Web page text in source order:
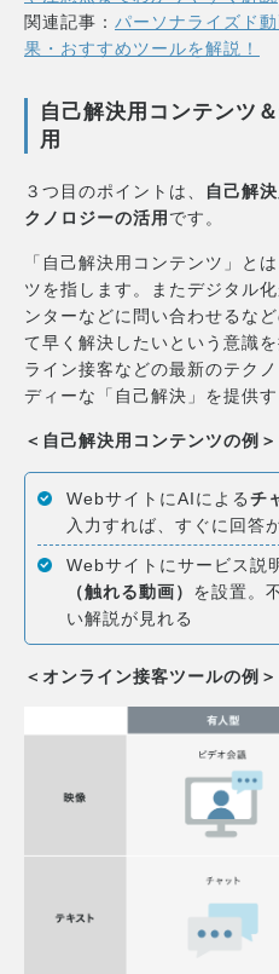
関連記事： パーソナライズド
果・おすすめツールを解説！
自己解決用コンテンツ
用
３つ目のポイントは、
自己解
クノロジーの活用 です。
「自己解決用コンテンツ」と
ツを指します。またデジタル
ンターなどに問い合わせるな
て早く解決したいという意識
ライン接客などの最新のテク
ディーな「自己解決」を提供
＜自己解決用コンテンツの例＞
WebサイトにAIによるチ
入力すれば、すぐに回答
Webサイトにサービス説
（触れる動画） を設置。
い解説が見れる
＜オンライン接客ツールの例＞